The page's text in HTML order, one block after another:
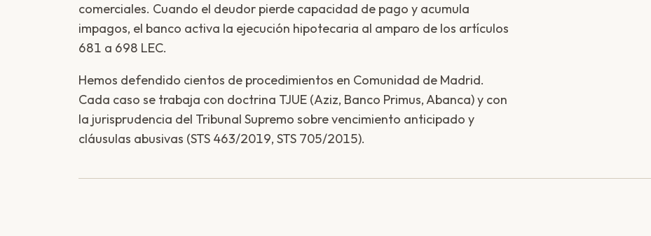
comerciales. Cuando el deudor pierde capacidad de pago y acumula
impagos, el banco activa la ejecución hipotecaria al amparo de los artículos
681 a 698 LEC.
Hemos defendido cientos de procedimientos en Comunidad de Madrid.
Cada caso se trabaja con doctrina TJUE (Aziz, Banco Primus, Abanca) y con
la jurisprudencia del Tribunal Supremo sobre vencimiento anticipado y
cláusulas abusivas (STS 463/2019, STS 705/2015).